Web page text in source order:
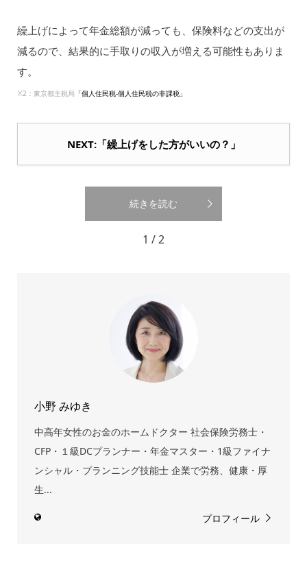
繰上げによって年金総額が減っても、保険料などの支出が
減るので、結果的に手取りの収入が増える可能性もありま
す。
※2：東京都主税局 「個人住民税-個人住民税の非課税」
NEXT:「繰上げをした方がいいの？」
続きを読む
1 / 2
小野 みゆき
中高年女性のお金のホームドクター 社会保険労務士・
CFP・１級DCプランナー・年金マスター・1級ファイナ
ンシャル・プランニング技能士 企業で労務、健康・厚
生...
プロフィール